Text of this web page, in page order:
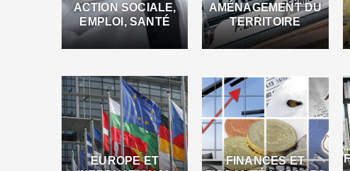
ACTION SOCIALE,
EMPLOI, SANTÉ
AMÉNAGEMENT DU
TERRITOIRE
EUROPE ET
FINANCES ET